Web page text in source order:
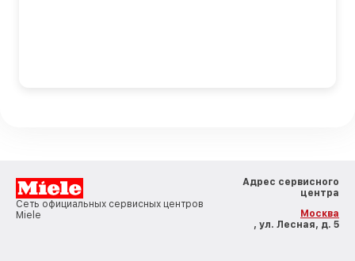
Сеть официальных сервисных центров
Miele
Адрес сервисного
центра
Москва
, ул. Лесная, д. 5